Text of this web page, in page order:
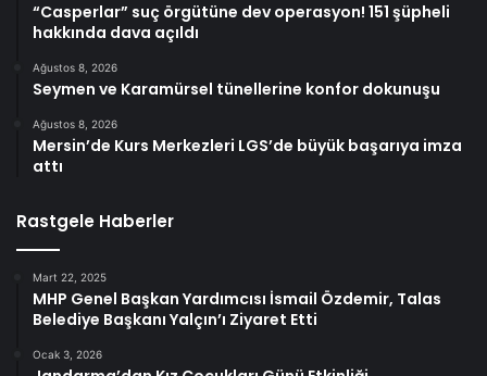
“Casperlar” suç örgütüne dev operasyon! 151 şüpheli
hakkında dava açıldı
Ağustos 8, 2026
Seymen ve Karamürsel tünellerine konfor dokunuşu
Ağustos 8, 2026
Mersin’de Kurs Merkezleri LGS’de büyük başarıya imza
attı
Rastgele Haberler
Mart 22, 2025
MHP Genel Başkan Yardımcısı İsmail Özdemir, Talas
Belediye Başkanı Yalçın’ı Ziyaret Etti
Ocak 3, 2026